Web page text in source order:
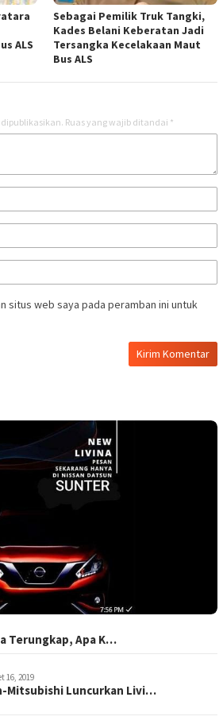
ALS
Sebagai Pemilik Truk Tangki,
Kades Belani Keberatan Jadi
Tersangka Kecelakaan Maut
Bus ALS
Ruas yang wajib ditandai *
situs web saya pada peramban ini untuk
Terungkap, Apa K…
16, 2019
Mitsubishi Luncurkan Livi…